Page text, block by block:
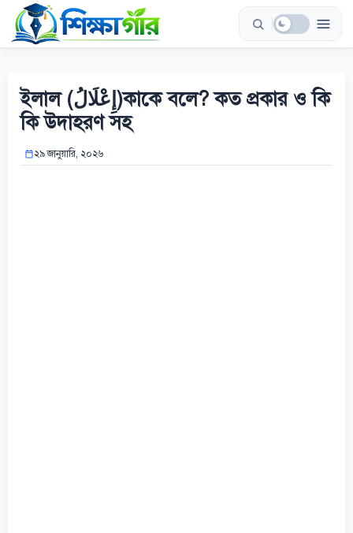
Skip
content
ইলাল (إِعْلَالُ)কাকে বলে? কত প্রকার ও কি
কি উদাহরণ সহ
২৯ জানুয়ারি, ২০২৬